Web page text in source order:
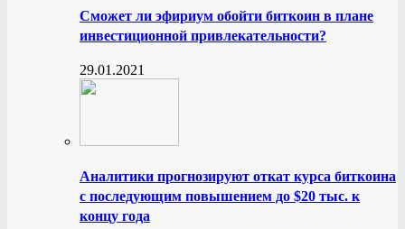
Сможет ли эфириум обойти биткоин в плане
инвестиционной привлекательности?
29.01.2021
Аналитики прогнозируют откат курса биткоина
с последующим повышением до $20 тыс. к
концу года